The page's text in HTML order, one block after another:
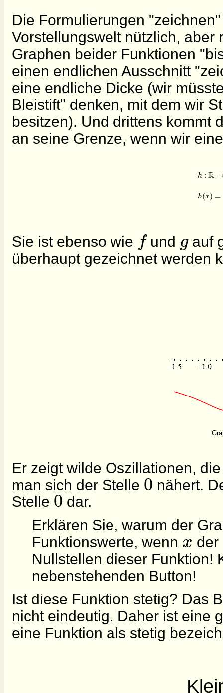
Die Formulierungen
Vorstellungswelt nützlich,
Graphen beider Funktionen
einen endlichen Ausschnitt
eine endliche Dicke (wir
Bleistift" denken, mit dem wir
besitzen). Und drittens kommt
an seine Grenze, wenn wir
h : R
h(x) =
Sie ist ebenso wie fund gauf
überhaupt gezeichnet werden
Er zeigt wilde Oszillationen,
man sich der Stelle 0 nähert.
Stelle 0 dar.
Erklären Sie, warum der
Funktionswerte, wenn x
Nullstellen dieser Funktion!
nebenstehenden Button!
Ist diese Funktion stetig? Das
nicht eindeutig. Daher ist eine
eine Funktion als stetig